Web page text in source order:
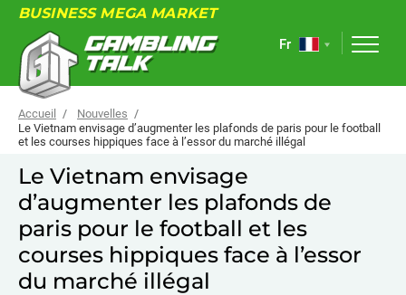
BUSINESS MEGA MARKET
À PROPOS
FORUM
ARTICLES
NOUVELLES
Fr
Accueil
Nouvelles
Le Vietnam envisage d’augmenter les plafonds de paris pour le football
et les courses hippiques face à l’essor du marché illégal
Le Vietnam envisage
d’augmenter les plafonds de
paris pour le football et les
courses hippiques face à l’essor
du marché illégal